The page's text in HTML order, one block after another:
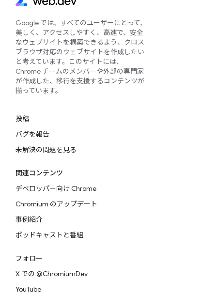
Google では、すべてのユーザーにとって、
美しく、アクセスしやすく、高速で、安全
なウェブサイトを構築できるよう、クロス
ブラウザ対応のウェブサイトを作成したい
と考えています。このサイトには、
Chrome チームのメンバーや外部の専門家
が作成した、移行を支援するコンテンツが
揃っています。
投稿
バグを報告
未解決の問題を見る
関連コンテンツ
デベロッパー向け Chrome
Chromium のアップデート
事例紹介
ポッドキャストと番組
フォロー
X での @ChromiumDev
YouTube